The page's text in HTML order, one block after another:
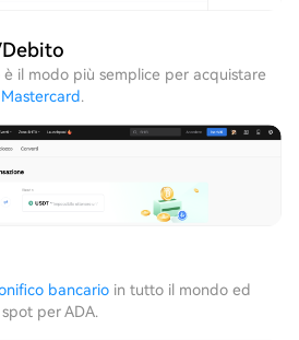
il modo più semplice per acquistare
Mastercard.
bancario in tutto il mondo ed
per ADA.